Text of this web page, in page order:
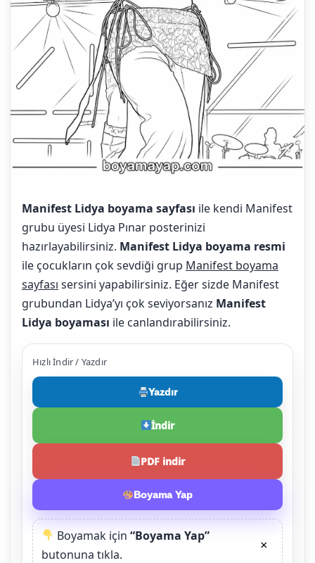
Manifest Lidya boyama sayfası ile kendi Manifest
grubu üyesi Lidya Pınar posterinizi
hazırlayabilirsiniz. Manifest Lidya boyama resmi
ile çocukların çok sevdiği grup Manifest boyama
sayfası sersini yapabilirsiniz. Eğer sizde Manifest
grubundan Lidya’yı çok seviyorsanız Manifest
Lidya boyaması ile canlandırabilirsiniz.
Hızlı İndir / Yazdır
Yazdır
İndir
PDF indir
Boyama Yap
Boyamak için“Boyama Yap”
butonuna tıkla.
×